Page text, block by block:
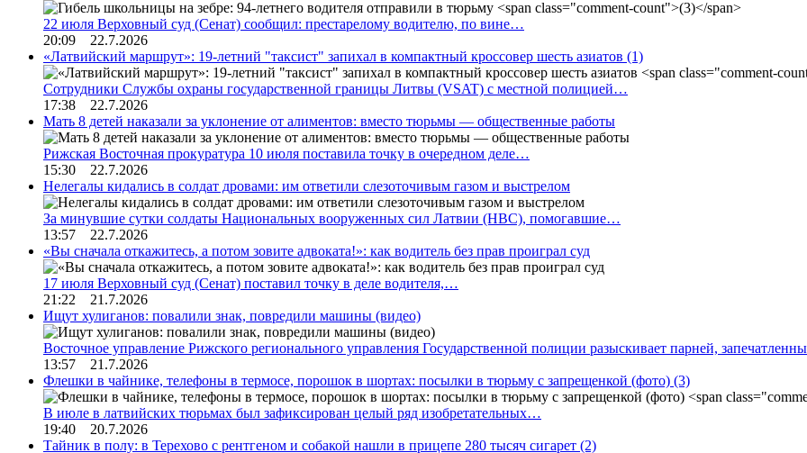
22 июля Верховный суд (Сенат) сообщил: престарелому водителю, по вине…
20:09 22.7.2026
«Латвийский маршрут»: 19-летний "таксист" запихал в компактный кроссовер шесть азиатов (1)
Сотрудники Службы охраны государственной границы Литвы (VSAT) с местной полицией…
17:38 22.7.2026
Мать 8 детей наказали за уклонение от алиментов: вместо тюрьмы — общественные работы
Рижская Восточная прокуратура 10 июля поставила точку в очередном деле…
15:30 22.7.2026
Нелегалы кидались в солдат дровами: им ответили слезоточивым газом и выстрелом
За минувшие сутки солдаты Национальных вооруженных сил Латвии (НВС), помогавшие…
13:57 22.7.2026
«Вы сначала откажитесь, а потом зовите адвоката!»: как водитель без прав проиграл суд
17 июля Верховный суд (Сенат) поставил точку в деле водителя,…
21:22 21.7.2026
Ищут хулиганов: повалили знак, повредили машины (видео)
Восточное управление Рижского регионального управления Государственной полиции разыскивает парней,
13:57 21.7.2026
Флешки в чайнике, телефоны в термосе, порошок в шортах: посылки в тюрьму с запрещенкой (фото) (3)
В июле в латвийских тюрьмах был зафиксирован целый ряд изобретательных…
19:40 20.7.2026
Тайник в полу: в Терехово с рентгеном и собакой нашли в прицепе 280 тысяч сигарет (2)